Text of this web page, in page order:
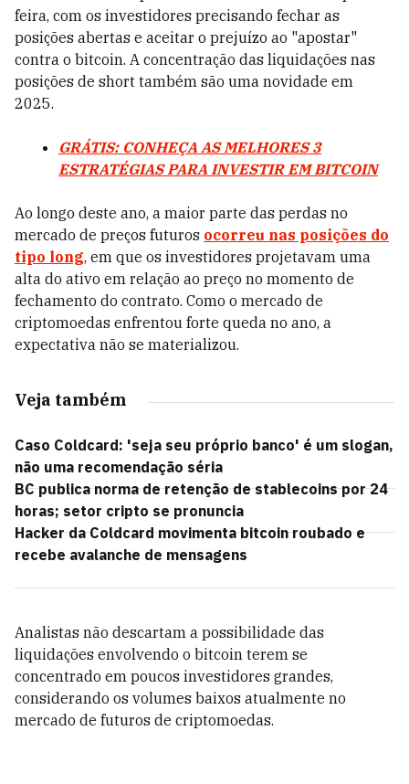
feira, com os investidores precisando fechar as
posições abertas e aceitar o prejuízo ao "apostar"
contra o bitcoin. A concentração das liquidações nas
posições de short também são uma novidade em
2025.
GRÁTIS: CONHEÇA AS MELHORES 3
ESTRATÉGIAS PARA INVESTIR EM BITCOIN
Ao longo deste ano, a maior parte das perdas no
mercado de preços futuros ocorreu nas posições do
tipo long, em que os investidores projetavam uma
alta do ativo em relação ao preço no momento de
fechamento do contrato. Como o mercado de
criptomoedas enfrentou forte queda no ano, a
expectativa não se materializou.
Veja também
Caso Coldcard: 'seja seu próprio banco' é um slogan,
não uma recomendação séria
BC publica norma de retenção de stablecoins por 24
horas; setor cripto se pronuncia
Hacker da Coldcard movimenta bitcoin roubado e
recebe avalanche de mensagens
Analistas não descartam a possibilidade das
liquidações envolvendo o bitcoin terem se
concentrado em poucos investidores grandes,
considerando os volumes baixos atualmente no
mercado de futuros de criptomoedas.